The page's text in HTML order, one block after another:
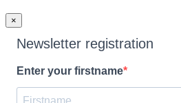
×
Newsletter registration
Enter your firstname